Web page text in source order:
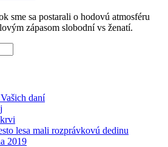
sme sa postarali o hodovú atmosféru
zápasom slobodní vs ženatí.
daní
lesa mali rozprávkovú dedinu
2019